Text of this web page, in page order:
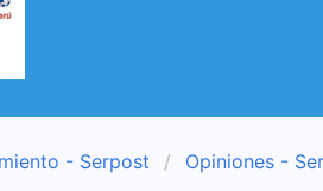
- Serpost Opiniones -